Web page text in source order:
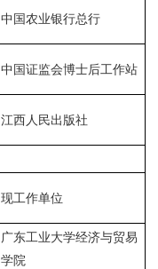
中国农业银行总行
中国证监会博士后工作站
江西人民出版社
现工作单位
广东工业大学经济与贸易
学院